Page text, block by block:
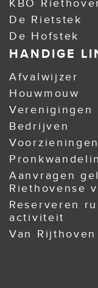
KBO
De Rietstek
De Hofstek
HANDIGE
Afvalwijzer
Houwmouw
Verenigingen
Bedrijven
Voorzieningen
Aanvragen
Riethovense
Reserveren
activiteit
Van